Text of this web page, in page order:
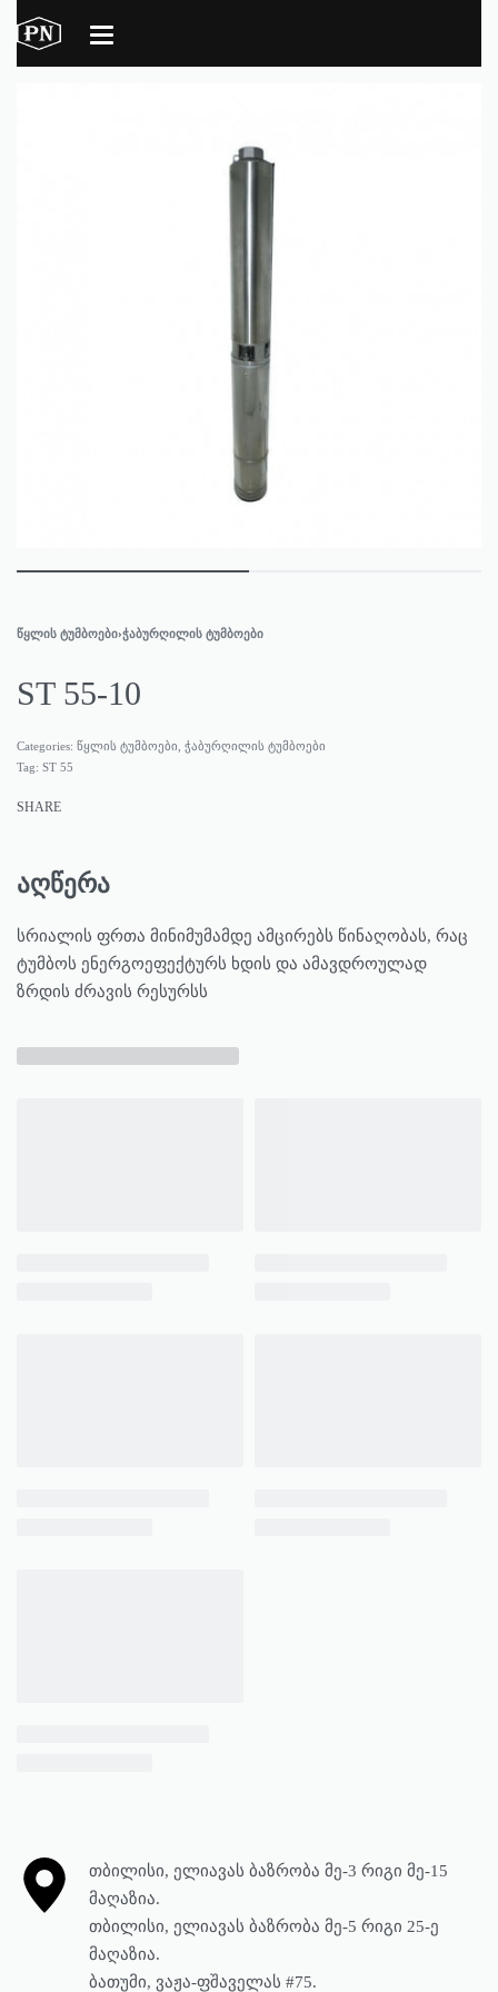
ᲬᲧᲚᲘᲡ ᲢᲣᲛᲑᲝᲔᲑᲘ›ᲭᲐᲑᲣᲠᲦᲘᲚᲘᲡ ᲢᲣᲛᲑᲝᲔᲑᲘ
ST 55-10
Categories: წყლის ტუმბოები ჭაბურღილის ტუმბოები
Tag: ST 55
SHARE
აღწერა
სრიალის ფრთა მინიმუმამდე ამცირებს წინაღობას, რაც
ტუმბოს ენერგოეფექტურს ხდის და ამავდროულად
ზრდის ძრავის რესურსს
თბილისი, ელიავას ბაზრობა მე-3 რიგი მე-15
მაღაზია.
თბილისი, ელიავას ბაზრობა მე-5 რიგი 25-ე
მაღაზია.
ბათუმი, ვაჟა-ფშაველას #75.